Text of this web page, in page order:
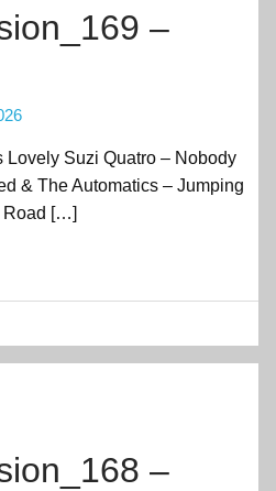
–
Lovely Suzi Quatro – Nobody
& The Automatics – Jumping
Road […]
–